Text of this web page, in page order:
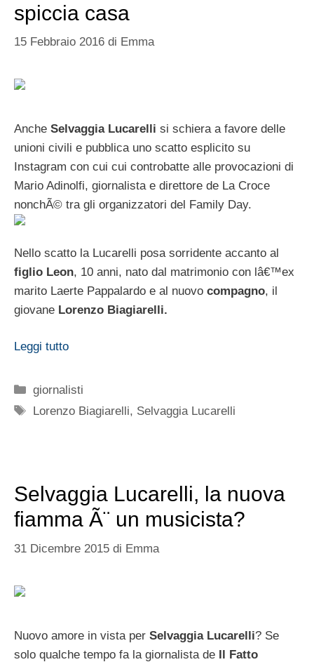
spiccia casa
15 Febbraio 2016 di Emma
Anche Selvaggia Lucarelli si schiera a favore delle
unioni civili e pubblica uno scatto esplicito su
Instagram con cui cui controbatte alle provocazioni di
Mario Adinolfi, giornalista e direttore de La Croce
nonchÃ© tra gli organizzatori del Family Day.
Nello scatto la Lucarelli posa sorridente accanto al
figlio Leon, 10 anni, nato dal matrimonio con lâ€™ex
marito Laerte Pappalardo e al nuovo compagno, il
giovane Lorenzo Biagiarelli.
Leggi tutto
Categorie
giornalisti
Tag
Lorenzo Biagiarelli, Selvaggia Lucarelli
Selvaggia Lucarelli, la nuova
fiamma Ã¨ un musicista?
31 Dicembre 2015 di Emma
Nuovo amore in vista per Selvaggia Lucarelli? Se
solo qualche tempo fa la giornalista de Il Fatto